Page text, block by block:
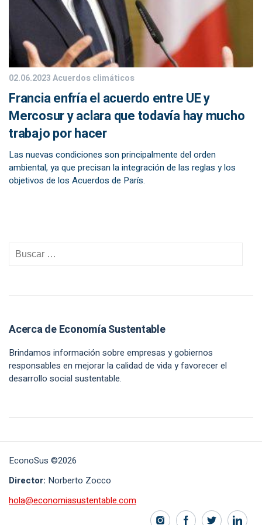
02.06.2023Acuerdos climáticos
Francia enfría el acuerdo entre UE y
Mercosur y aclara que todavía hay mucho
trabajo por hacer
Las nuevas condiciones son principalmente del orden
ambiental, ya que precisan la integración de las reglas y los
objetivos de los Acuerdos de París.
Acerca de Economía Sustentable
Brindamos información sobre empresas y gobiernos
responsables en mejorar la calidad de vida y favorecer el
desarrollo social sustentable.
EconoSus ©2026
Director: Norberto Zocco
hola@economiasustentable.com